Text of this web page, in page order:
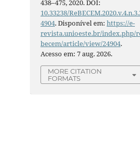
438–475, 2020. DOI:
10.33238/
4904. Disponível em:https://e-
revista.unioeste.br/index.php/
becem/article/view/24904.
Acesso em: 7 aug. 2026.
MORE CITATION
FORMATS